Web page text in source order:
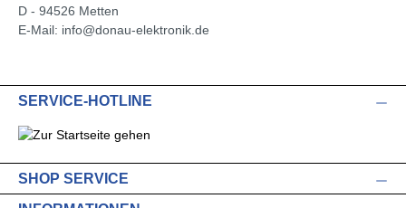
D - 94526 Metten
E-Mail: info@donau-elektronik.de
SERVICE-HOTLINE
SHOP SERVICE